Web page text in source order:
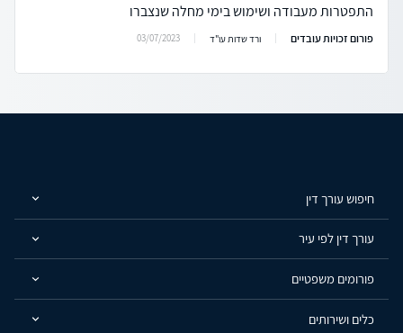
התפטרות מעבודה ושימוש בימי מחלה שנצברו
פורום זכויות עובדים ורד שדות עו"ד 03/07/2023
חיפוש עורך דין
עורך דין לפי עיר
פורומים משפטיים
כלים ושירותים